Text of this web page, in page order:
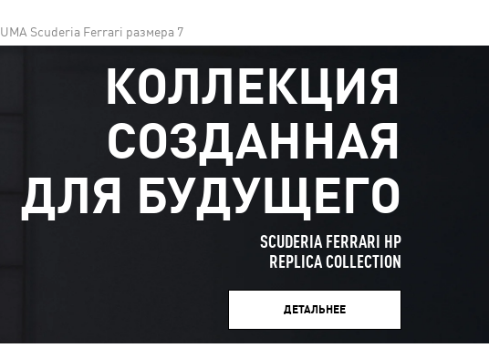
Scuderia Ferrari размера 7
КОЛЛЕКЦИЯ
СОЗДАННАЯ
ДЛЯ БУДУЩЕГО
SCUDERIA FERRARI HP
REPLICA COLLECTION
ДЕТАЛЬНЕЕ